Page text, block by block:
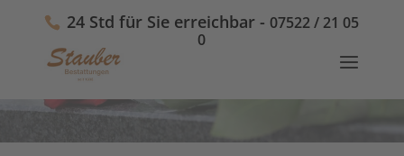
24 Std für Sie erreichbar - 07522 / 21 05
0